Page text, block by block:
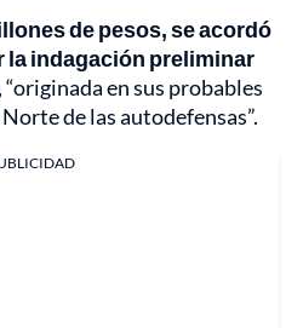
de pesos, se acordó
la indagación preliminar
, “originada en sus probables
de las autodefensas”.